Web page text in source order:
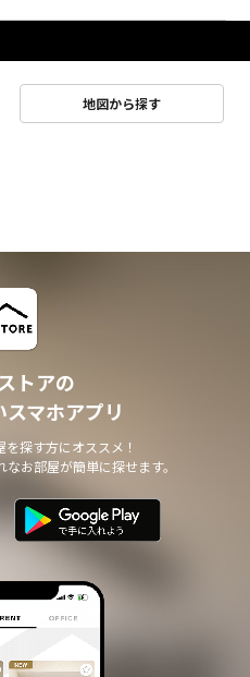
地図から探す
トアの
マホアプリ
探す方にオススメ！
お部屋が簡単に探せます。